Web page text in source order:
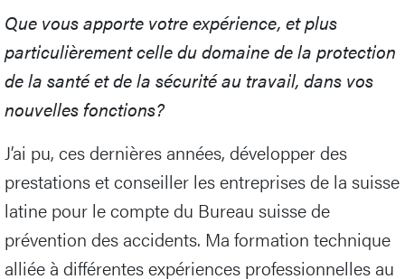
Que vous apporte votre expérience, et plus
particulièrement celle du domaine de la protection
de la santé et de la sécurité au travail, dans vos
nouvelles fonctions?
J’ai pu, ces dernières années, développer des
prestations et conseiller les entreprises de la suisse
latine pour le compte du Bureau suisse de
prévention des accidents. Ma formation technique
alliée à différentes expériences professionnelles au